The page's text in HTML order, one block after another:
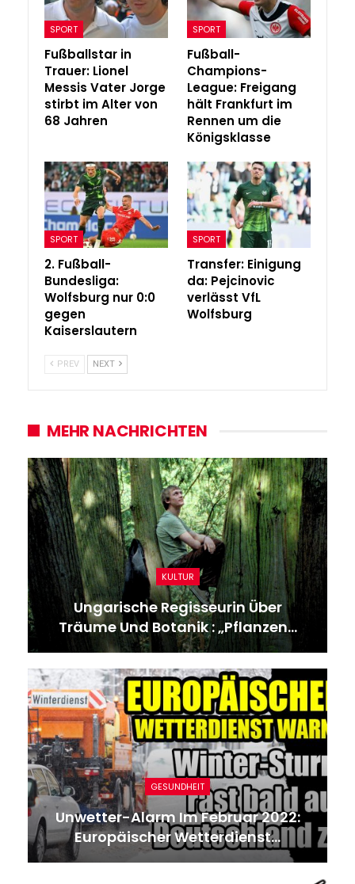
SPORT
Fußballstar in
Trauer: Lionel
Messis Vater Jorge
stirbt im Alter von
68 Jahren
SPORT
Fußball-
Champions-
League: Freigang
hält Frankfurt im
Rennen um die
Königsklasse
SPORT
2. Fußball-
Bundesliga:
Wolfsburg nur 0:0
gegen
Kaiserslautern
SPORT
Transfer: Einigung
da: Pejcinovic
verlässt VfL
Wolfsburg
PREV NEXT
MEHR NACHRICHTEN
KULTUR
Ungarische Regisseurin Über
Träume Und Botanik : „Pflanzen…
GESUNDHEIT
Unwetter-Alarm Im Februar 2022:
Europäischer Wetterdienst…